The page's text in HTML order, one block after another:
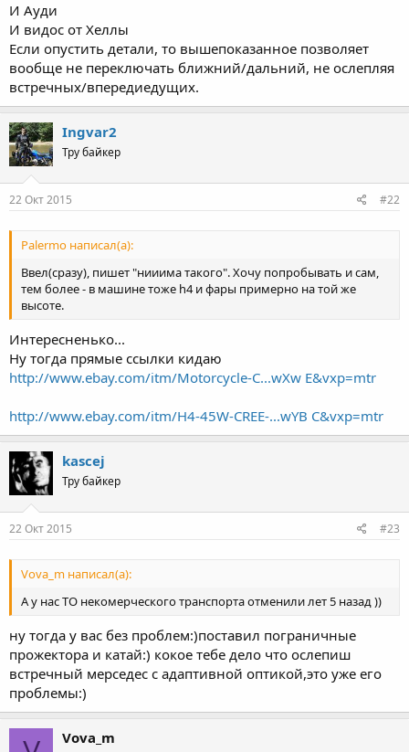
И Ауди
И видос от Хеллы
Если опустить детали, то вышепоказанное позволяет
вообще не переключать ближний/дальний, не ослепляя
встречных/впередиедущих.
Ingvar2
Тру байкер
22 Окт 2015 #22
Palermo написал(а):
Ввел(сразу), пишет "нииима такого". Хочу попробывать и сам,
тем более - в машине тоже h4 и фары примерно на той же
высоте.
Интересненько...
Ну тогда прямые ссылки кидаю
http://www.ebay.com/itm/Motorcycle-C...wXw E&vxp=mtr
http://www.ebay.com/itm/H4-45W-CREE-...wYB C&vxp=mtr
kascej
Тру байкер
22 Окт 2015 #23
Vova_m написал(а):
А у нас ТО некомерческого транспорта отменили лет 5 назад ))
ну тогда у вас без проблем:)поставил пограничные
прожектора и катай:) кокое тебе дело что ослепиш
встречный мерседес с адаптивной оптикой,это уже его
проблемы:)
Vova_m